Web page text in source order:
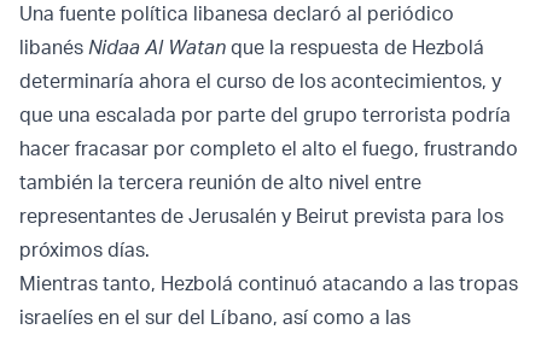
Una fuente política libanesa declaró al periódico
libanés Nidaa Al Watan que la respuesta de Hezbolá
determinaría ahora el curso de los acontecimientos, y
que una escalada por parte del grupo terrorista podría
hacer fracasar por completo el alto el fuego, frustrando
también la tercera reunión de alto nivel entre
representantes de Jerusalén y Beirut prevista para los
próximos días.
Mientras tanto, Hezbolá continuó atacando a las tropas
israelíes en el sur del Líbano, así como a las